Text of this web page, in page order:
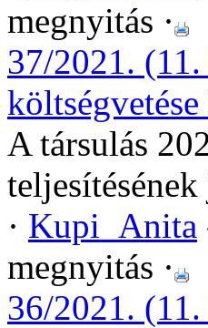
megnyitás ·
37/2021.
A társulás
· Kupi_Anita
megnyitás ·
36/2021.